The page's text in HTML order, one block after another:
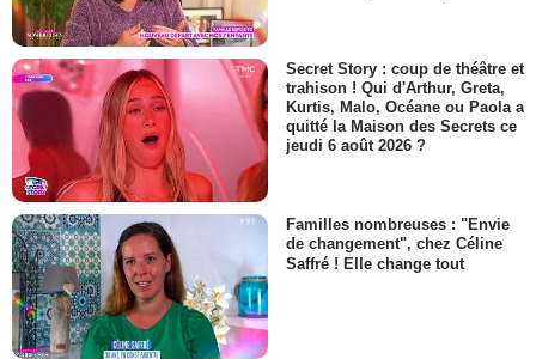
Secret Story : coup de théâtre et
trahison ! Qui d'Arthur, Greta,
Kurtis, Malo, Océane ou Paola a
quitté la Maison des Secrets ce
jeudi 6 août 2026 ?
Familles nombreuses : "Envie
de changement", chez Céline
Saffré ! Elle change tout